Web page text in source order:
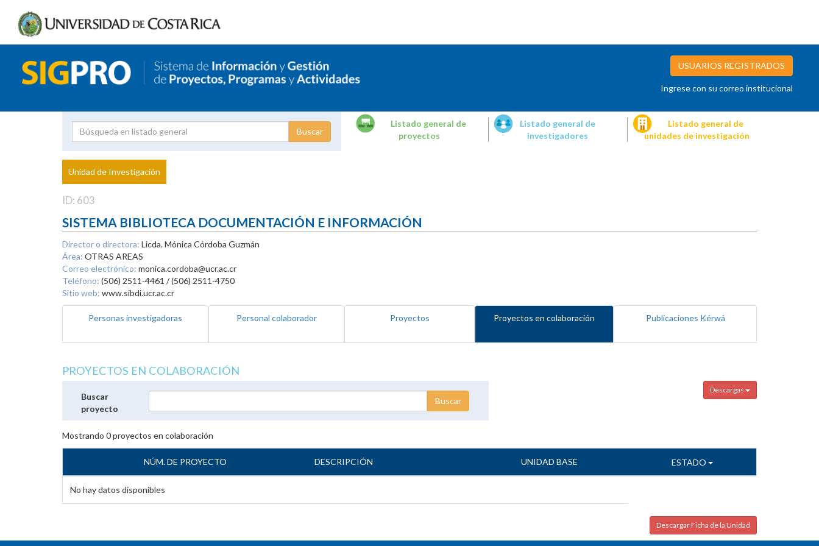
USUARIOS REGISTRADOS
Ingrese con su correo institucional
Proyecto
Investigador
Listado general de
proyectos
Listado general de
investigadores
Listado general de
unidades de investigación
Unidad de Investigación
ID: 603
SISTEMA BIBLIOTECA DOCUMENTACIÓN E INFORMACIÓN
Director o directora: Licda. Mónica Córdoba Guzmán
Área: OTRAS AREAS
Correo electrónico: monica.cordoba@ucr.ac.cr
Teléfono: (506) 2511-4461 / (506) 2511-4750
Sitio web: www.sibdi.ucr.ac.cr
Personas investigadoras Personal colaborador Proyectos Proyectos en colaboración Publicaciones Kérwá
PROYECTOS EN COLABORACIÓN
Descargas
Buscar
proyecto
Mostrando 0proyectos en colaboración
NÚM. DE PROYECTO DESCRIPCIÓN UNIDAD BASE ESTADO
No hay datos disponibles
Descargar Ficha de la Unidad